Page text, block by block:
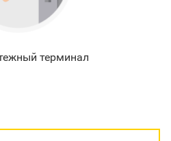
терминал